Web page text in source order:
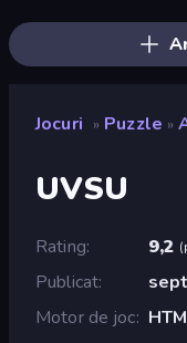
Jocuri » Puzzle »
UVSU
Rating 9,2 (
Publicat
Motor de joc